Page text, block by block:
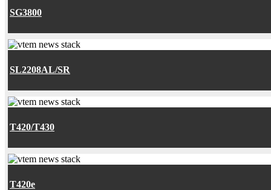
SG3800
SL2208AL/SR
T420/T430
T420e